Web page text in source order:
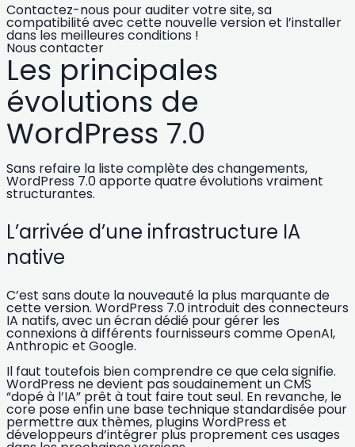
Contactez-nous pour auditer votre site, sa
compatibilité avec cette nouvelle version et l’installer
dans les meilleures conditions !
Nous contacter
Les principales
évolutions de
WordPress 7.0
Sans refaire la liste complète des changements,
WordPress 7.0 apporte quatre évolutions vraiment
structurantes.
L’arrivée d’une infrastructure IA
native
C’est sans doute la nouveauté la plus marquante de
cette version. WordPress 7.0 introduit des connecteurs
IA natifs, avec un écran dédié pour gérer les
connexions à différents fournisseurs commeOpenAI,
Anthropic et Google.
Il faut toutefois bien comprendre ce que cela signifie.
WordPress ne devient pas soudainement un CMS
“dopé à l’IA” prêt à tout faire tout seul. En revanche, le
core pose enfin une base technique standardisée pour
permettre aux thèmes, plugins WordPress et
développeurs d’intégrer plus proprement ces usages